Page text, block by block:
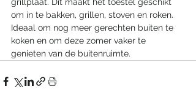
om in te bakken, grillen, stoven en roken.
Ideaal om nog meer gerechten buiten te
koken en om deze zomer vaker te
genieten van de buitenruimte.